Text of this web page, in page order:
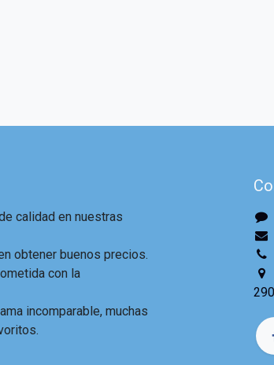
calidad en nuestras
obtener buenos precios.
con la
incomparable, muchas